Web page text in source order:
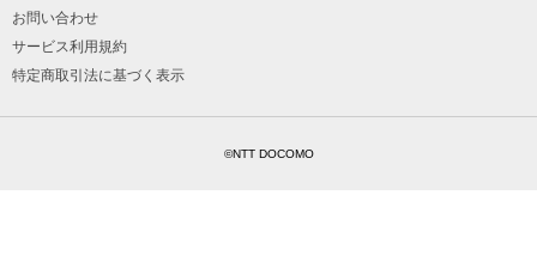
お問い合わせ
サービス利用規約
特定商取引法に基づく表示
©NTT DOCOMO